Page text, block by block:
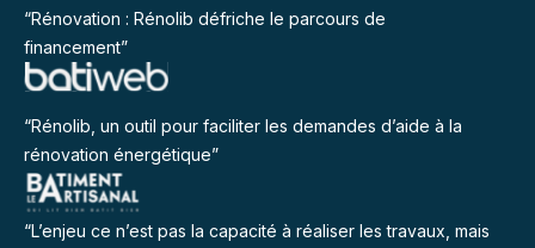
“Rénovation : Rénolib défriche le parcours de
financement”
“Rénolib, un outil pour faciliter les demandes d’aide à la
rénovation énergétique”
“L’enjeu ce n’est pas la capacité à réaliser les travaux, mais